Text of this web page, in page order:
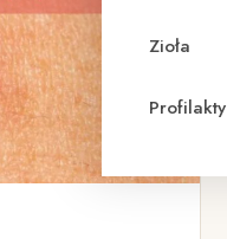
Zioła